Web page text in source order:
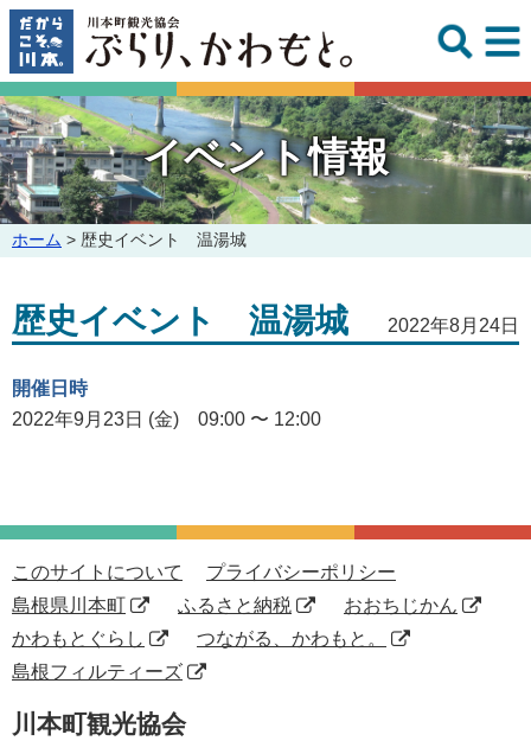
このページの本文へ
イベント情報
こ
ー
ジ
位
置:
ホーム > 歴史イベント 温湯城
歴史イベント 温湯城 2022年8月24日
開催日時
2022年9月23日 (金) 09:00 〜 12:00
このサイトについて
プライバシーポリシー
島根県川本町
ふるさと納税
おおちじかん
かわもとぐらし
つながる、かわもと。
島根フィルティーズ
川本町観光協会